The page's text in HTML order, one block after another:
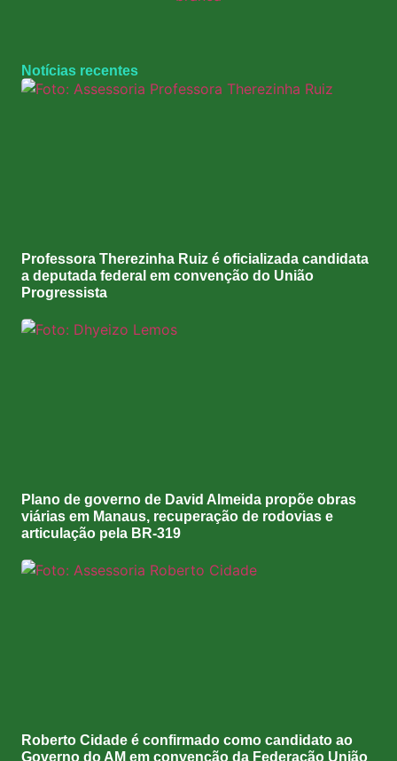
Notícias recentes
Professora Therezinha Ruiz é oficializada candidata
a deputada federal em convenção do União
Progressista
Plano de governo de David Almeida propõe obras
viárias em Manaus, recuperação de rodovias e
articulação pela BR-319
Roberto Cidade é confirmado como candidato ao
Governo do AM em convenção da Federação União